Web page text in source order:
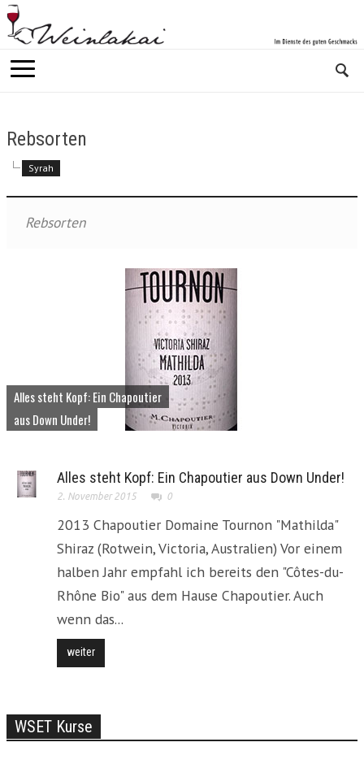
Rebsorten
Syrah
Rebsorten
Alles steht Kopf: Ein Chapoutier
aus Down Under!
Alles steht Kopf: Ein Chapoutier aus Down Under!
2. November 2015 0
2013 Chapoutier Domaine Tournon "Mathilda"
Shiraz (Rotwein, Victoria, Australien) Vor einem
halben Jahr empfahl ich bereits den "Côtes-du-
Rhône Bio" aus dem Hause Chapoutier. Auch
wenn das...
weiter
WSET Kurse